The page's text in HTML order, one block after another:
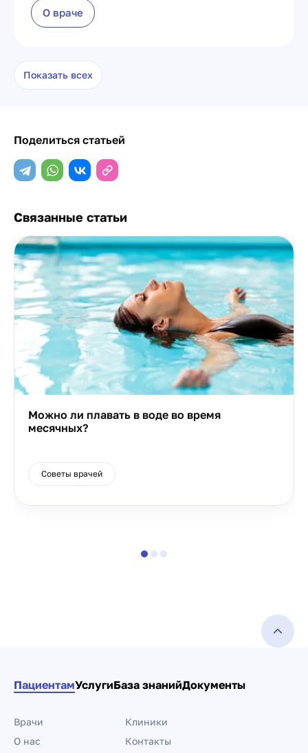
О враче
Показать всех
Поделиться статьей
Связанные статьи
Можно ли плавать в воде во время
месячных?
Советы врачей
ПациентамУслугиБаза знанийДокументы
Врачи
Клиники
О нас
Контакты